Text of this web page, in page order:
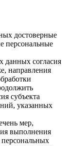
достоверные
персональные
данных согласия
направления
субъекта
указанных
мер,
выполнения